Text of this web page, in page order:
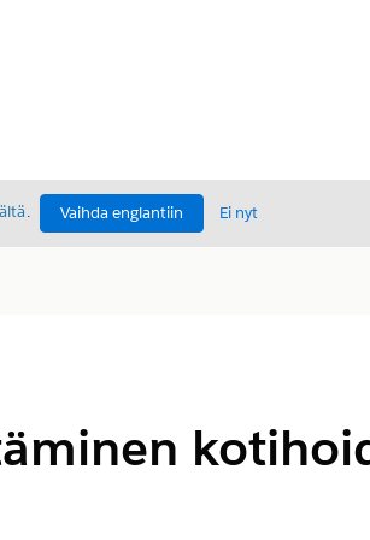
. Vaihda englantiin Ei nyt